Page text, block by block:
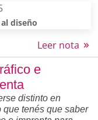
diseño
Leer nota
e
distinto en
que tenés que saber